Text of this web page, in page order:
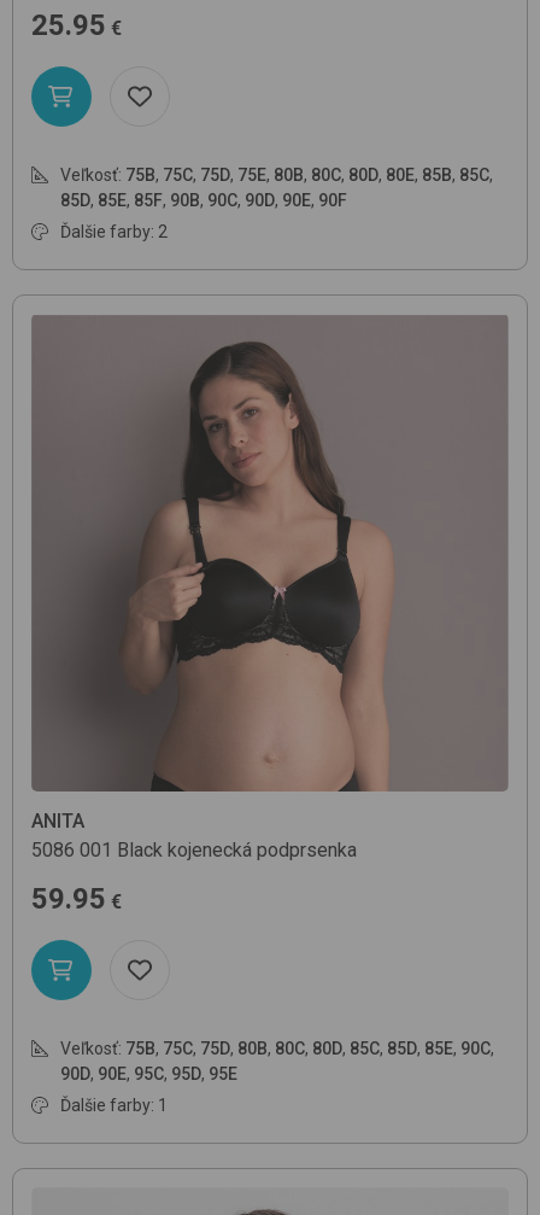
25.95 €
Veľkosť: 75B, 75C, 75D, 75E, 80B, 80C, 80D, 80E, 85B, 85C,
85D, 85E, 85F, 90B, 90C, 90D, 90E, 90F
Ďalšie farby: 2
ANITA
5086 001 Black kojenecká podprsenka
59.95 €
Veľkosť: 75B, 75C, 75D, 80B, 80C, 80D, 85C, 85D, 85E, 90C,
90D, 90E, 95C, 95D, 95E
Ďalšie farby: 1